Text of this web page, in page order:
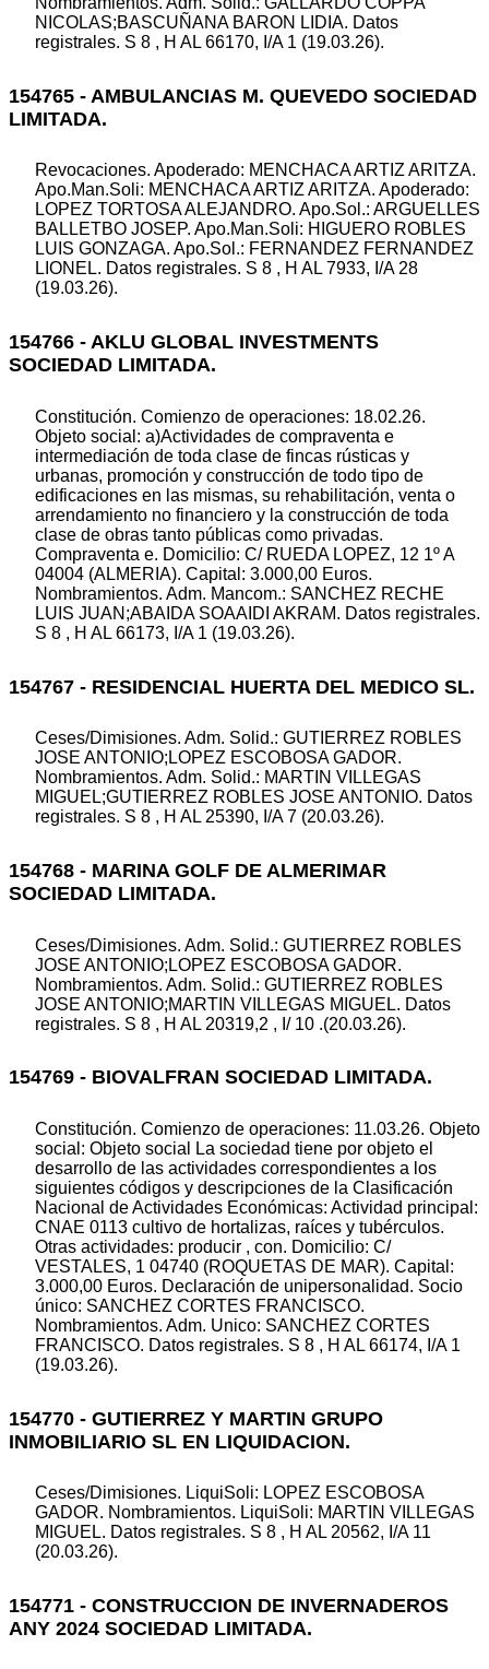
NICOLAS;BASCUÑANA BARON LIDIA. Datos
registrales. S 8 , H AL 66170, I/A 1 (19.03.26).
154765 - AMBULANCIAS M. QUEVEDO SOCIEDAD
LIMITADA.
Revocaciones. Apoderado: MENCHACA ARTIZ ARITZA.
Apo.Man.Soli: MENCHACA ARTIZ ARITZA. Apoderado:
LOPEZ TORTOSA ALEJANDRO. Apo.Sol.: ARGUELLES
BALLETBO JOSEP. Apo.Man.Soli: HIGUERO ROBLES
LUIS GONZAGA. Apo.Sol.: FERNANDEZ FERNANDEZ
LIONEL. Datos registrales. S 8 , H AL 7933, I/A 28
(19.03.26).
154766 - AKLU GLOBAL INVESTMENTS
SOCIEDAD LIMITADA.
Constitución. Comienzo de operaciones: 18.02.26.
Objeto social: a)Actividades de compraventa e
intermediación de toda clase de fincas rústicas y
urbanas, promoción y construcción de todo tipo de
edificaciones en las mismas, su rehabilitación, venta o
arrendamiento no financiero y la construcción de toda
clase de obras tanto públicas como privadas.
Compraventa e. Domicilio: C/ RUEDA LOPEZ, 12 1º A
04004 (ALMERIA). Capital: 3.000,00 Euros.
Nombramientos. Adm. Mancom.: SANCHEZ RECHE
LUIS JUAN;ABAIDA SOAAIDI AKRAM. Datos registrales.
S 8 , H AL 66173, I/A 1 (19.03.26).
154767 - RESIDENCIAL HUERTA DEL MEDICO SL.
Ceses/Dimisiones. Adm. Solid.: GUTIERREZ ROBLES
JOSE ANTONIO;LOPEZ ESCOBOSA GADOR.
Nombramientos. Adm. Solid.: MARTIN VILLEGAS
MIGUEL;GUTIERREZ ROBLES JOSE ANTONIO. Datos
registrales. S 8 , H AL 25390, I/A 7 (20.03.26).
154768 - MARINA GOLF DE ALMERIMAR
SOCIEDAD LIMITADA.
Ceses/Dimisiones. Adm. Solid.: GUTIERREZ ROBLES
JOSE ANTONIO;LOPEZ ESCOBOSA GADOR.
Nombramientos. Adm. Solid.: GUTIERREZ ROBLES
JOSE ANTONIO;MARTIN VILLEGAS MIGUEL. Datos
registrales. S 8 , H AL 20319,2 , I/ 10 .(20.03.26).
154769 - BIOVALFRAN SOCIEDAD LIMITADA.
Constitución. Comienzo de operaciones: 11.03.26. Objeto
social: Objeto social La sociedad tiene por objeto el
desarrollo de las actividades correspondientes a los
siguientes códigos y descripciones de la Clasificación
Nacional de Actividades Económicas: Actividad principal:
CNAE 0113 cultivo de hortalizas, raíces y tubérculos.
Otras actividades: producir , con. Domicilio: C/
VESTALES, 1 04740 (ROQUETAS DE MAR). Capital:
3.000,00 Euros. Declaración de unipersonalidad. Socio
único: SANCHEZ CORTES FRANCISCO.
Nombramientos. Adm. Unico: SANCHEZ CORTES
FRANCISCO. Datos registrales. S 8 , H AL 66174, I/A 1
(19.03.26).
154770 - GUTIERREZ Y MARTIN GRUPO
INMOBILIARIO SL EN LIQUIDACION.
Ceses/Dimisiones. LiquiSoli: LOPEZ ESCOBOSA
GADOR. Nombramientos. LiquiSoli: MARTIN VILLEGAS
MIGUEL. Datos registrales. S 8 , H AL 20562, I/A 11
(20.03.26).
154771 - CONSTRUCCION DE INVERNADEROS
ANY 2024 SOCIEDAD LIMITADA.